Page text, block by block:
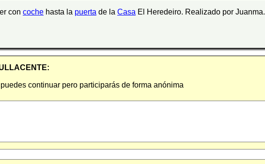
con coche hasta la puerta de la Casa El Heredeiro. Realizado por Juanma.
puedes continuar pero participarás de forma anónima